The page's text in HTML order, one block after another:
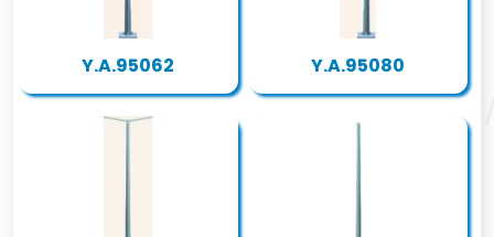
Y.A.95062 Y.A.95080